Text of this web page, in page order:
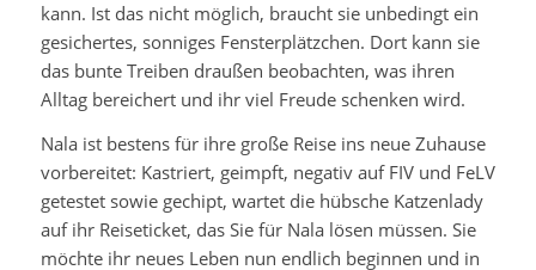
kann. Ist das nicht möglich, braucht sie unbedingt ein
gesichertes, sonniges Fensterplätzchen. Dort kann sie
das bunte Treiben draußen beobachten, was ihren
Alltag bereichert und ihr viel Freude schenken wird.
Nala ist bestens für ihre große Reise ins neue Zuhause
vorbereitet: Kastriert, geimpft, negativ auf FIV und FeLV
getestet sowie gechipt, wartet die hübsche Katzenlady
auf ihr Reiseticket, das Sie für Nala lösen müssen. Sie
möchte ihr neues Leben nun endlich beginnen und in